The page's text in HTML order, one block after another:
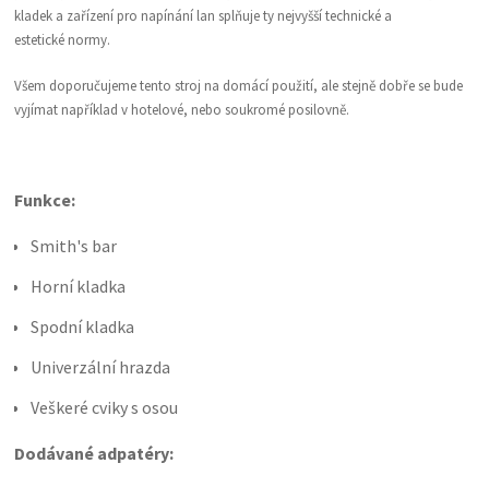
kladek a zařízení pro napínání lan splňuje ty nejvyšší technické a
estetické normy.
Všem doporučujeme tento stroj na domácí použití, ale stejně dobře se bude
vyjímat například v hotelové, nebo soukromé posilovně.
Funkce:
Smith's bar
Horní kladka
Spodní kladka
Univerzální hrazda
Veškeré cviky s osou
Dodávané adpatéry: